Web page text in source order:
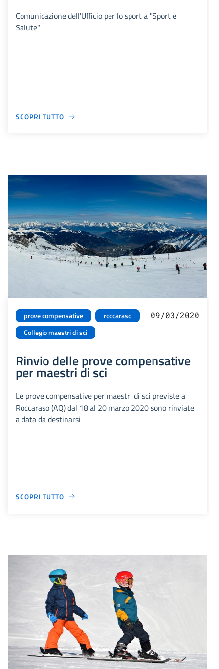
Comunicazione dell'Ufficio per lo sport a "Sport e
Salute"
SCOPRI TUTTO
prove compensative
roccaraso
Collegio maestri di sci
09/03/2020
Rinvio delle prove compensative
per maestri di sci
Le prove compensative per maestri di sci previste a
Roccaraso (AQ) dal 18 al 20 marzo 2020 sono rinviate
a data da destinarsi
SCOPRI TUTTO